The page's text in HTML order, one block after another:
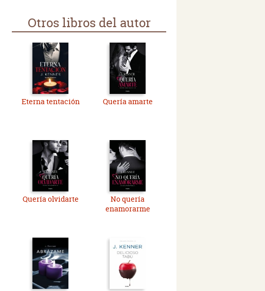
Otros libros del autor
Eterna tentación Quería amarte
Quería olvidarte
No quería
enamorarme